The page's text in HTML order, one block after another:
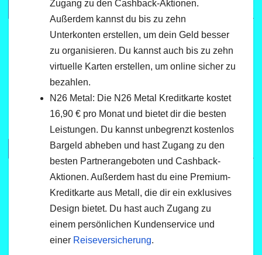
Zugang zu den Cashback-Aktionen.
Außerdem kannst du bis zu zehn
Unterkonten erstellen, um dein Geld besser
zu organisieren. Du kannst auch bis zu zehn
virtuelle Karten erstellen, um online sicher zu
bezahlen.
N26 Metal: Die N26 Metal Kreditkarte kostet
16,90 € pro Monat und bietet dir die besten
Leistungen. Du kannst unbegrenzt kostenlos
Bargeld abheben und hast Zugang zu den
besten Partnerangeboten und Cashback-
Aktionen. Außerdem hast du eine Premium-
Kreditkarte aus Metall, die dir ein exklusives
Design bietet. Du hast auch Zugang zu
einem persönlichen Kundenservice und
einer Reiseversicherung.